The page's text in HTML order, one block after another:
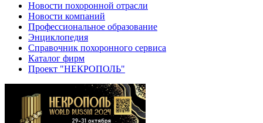
Новости похоронной отрасли
Новости компаний
Профессиональное образование
Энциклопедия
Справочник похоронного сервиса
Каталог фирм
Проект "НЕКРОПОЛЬ"